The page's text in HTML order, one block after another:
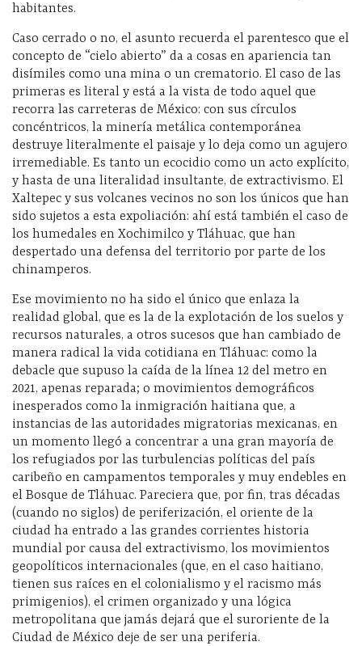
habitantes.
Caso cerrado o no, el asunto recuerda el parentesco que el
concepto de “cielo abierto” da a cosas en apariencia tan
disímiles como una mina o un crematorio. El caso de las
primeras es literal y está a la vista de todo aquel que
recorra las carreteras de México: con sus círculos
concéntricos, la minería metálica contemporánea
destruye literalmente el paisaje y lo deja como un agujero
irremediable. Es tanto un ecocidio como un acto explícito,
y hasta de una literalidad insultante, de extractivismo. El
Xaltepec y sus volcanes vecinos no son los únicos que han
sido sujetos a esta expoliación: ahí está también el caso de
los humedales en Xochimilco y Tláhuac, que han
despertado una defensa del territorio por parte de los
chinamperos.
Ese movimiento no ha sido el único que enlaza la
realidad global, que es la de la explotación de los suelos y
recursos naturales, a otros sucesos que han cambiado de
manera radical la vida cotidiana en Tláhuac: como la
debacle que supuso la caída de la línea 12 del metro en
2021, apenas reparada; o movimientos demográficos
inesperados como la inmigración haitiana que, a
instancias de las autoridades migratorias mexicanas, en
un momento llegó a concentrar a una gran mayoría de
los refugiados por las turbulencias políticas del país
caribeño en campamentos temporales y muy endebles en
el Bosque de Tláhuac. Pareciera que, por fin, tras décadas
(cuando no siglos) de periferización, el oriente de la
ciudad ha entrado a las grandes corrientes historia
mundial por causa del extractivismo, los movimientos
geopolíticos internacionales (que, en el caso haitiano,
tienen sus raíces en el colonialismo y el racismo más
primigenios), el crimen organizado y una lógica
metropolitana que jamás dejará que el suroriente de la
Ciudad de México deje de ser una periferia.